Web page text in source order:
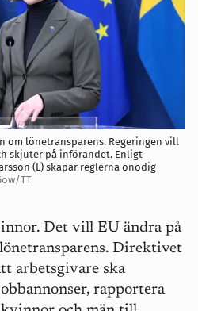
om lönetransparens. Regeringen vill
skjuter på införandet. Enligt
(L) skapar reglerna onödig
TT
Det vill EU ändra på
Direktivet
arbetsgivare ska
rapportera